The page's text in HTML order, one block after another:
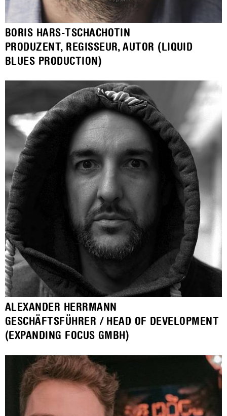
BORIS HARS-TSCHACHOTIN
PRODUZENT, REGISSEUR, AUTOR (LIQUID
BLUES PRODUCTION)
ALEXANDER HERRMANN
GESCHÄFTSFÜHRER / HEAD OF DEVELOPMENT
(EXPANDING FOCUS GMBH)